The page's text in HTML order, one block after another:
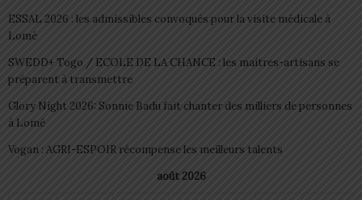
ESSAL 2026 : les admissibles convoqués pour la visite médicale à
Lomé
SWEDD+ Togo / ECOLE DE LA CHANCE : les maitres-artisans se
préparent à transmettre
Glory Night 2026: Sonnie Badu fait chanter des milliers de personnes
à Lomé
Vogan : AGRI-ESPOIR récompense les meilleurs talents
août 2026